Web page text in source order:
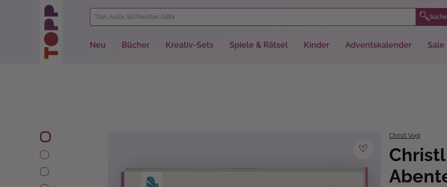
Zur Hauptnavigation springen
Neu Bücher Kreativ-Sets Spiele & Rätsel Kinder Adventskalender Sale
Bildergalerie überspringen Christl Vogl